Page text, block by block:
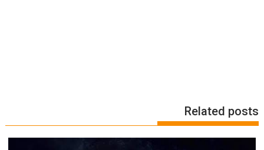
Related posts